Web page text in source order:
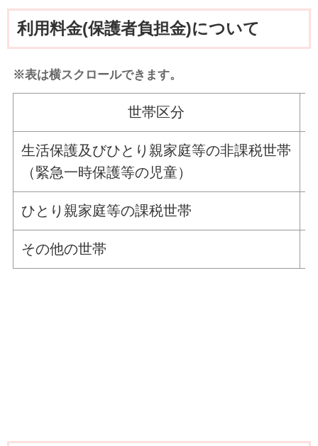
利用料金(保護者負担金)について
※表は横スクロールできます。
世帯区分
生活保護及びひとり親家庭等の非課税世帯
（緊急一時保護等の児童）
ひとり親家庭等の課税世帯
その他の世帯